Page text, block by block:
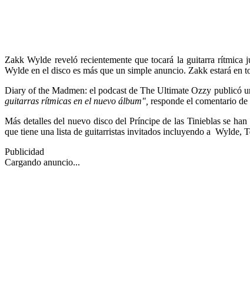
Zakk Wylde reveló recientemente que tocará la guitarra
Wylde en el disco es más que un simple anuncio. Zakk estará en
Diary of the Madmen: el podcast de The Ultimate Ozzy publicó
guitarras rítmicas en el nuevo álbum", responde el comentario
Más detalles del nuevo disco del Príncipe de las Tinieblas se
que tiene una lista de guitarristas invitados incluyendo a Wylde,
Publicidad
Cargando anuncio...